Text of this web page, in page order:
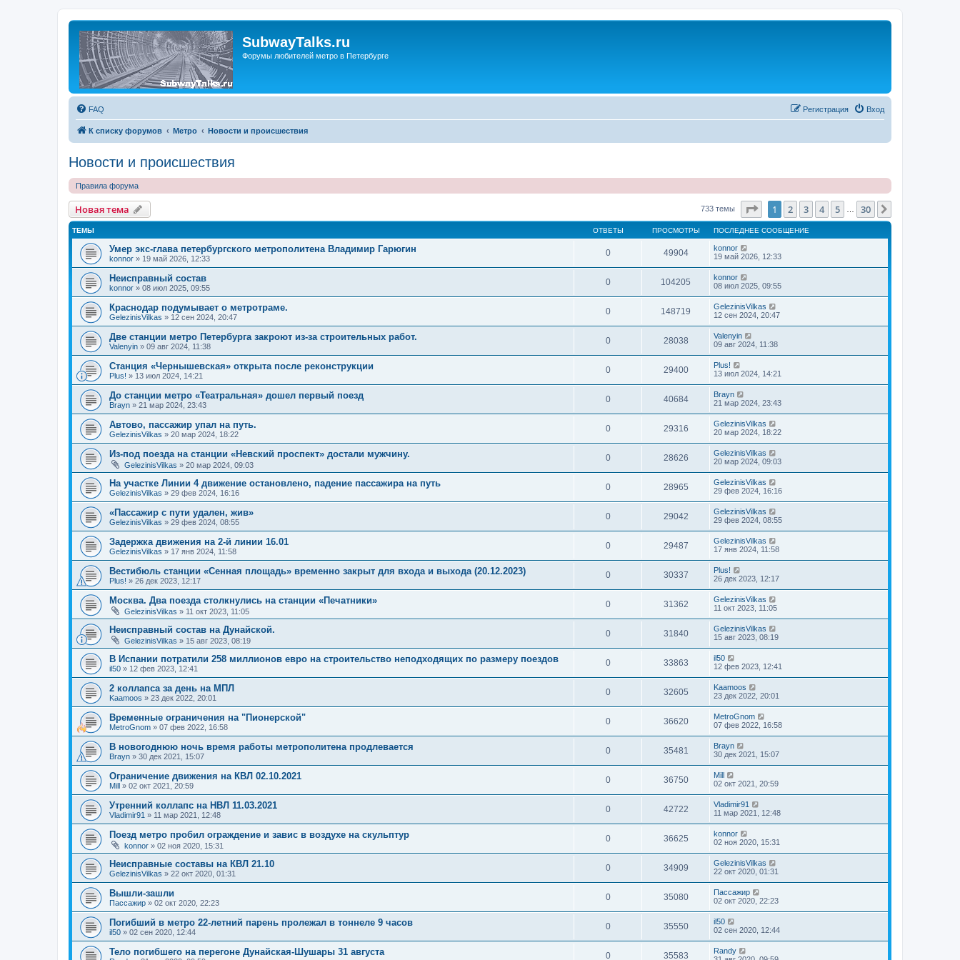
SubwayTalks.ru
Форумы любителей метро в Петербурге
FAQ Вход
Регистрация
К списку форумов Метро Новости и происшествия
Новости и происшествия
Правила форума
Новая тема 733 темы Страница1 из 30
1 2 3 4 5 30
ТЕМЫ ОТВЕТЫ ПРОСМОТРЫ ПОСЛЕДНЕЕ СООБЩЕНИЕ
Умер экс-глава петербургского метрополитена Владимир Гарюгин
konnor » 19 май 2026, 12:33
0 49904
konnor
19 май 2026, 12:33
Неисправный состав
konnor » 08 июл 2025, 09:55
0 104205
konnor
08 июл 2025, 09:55
Краснодар подумывает о метротраме.
GelezinisVilkas » 12 сен 2024, 20:47
0 148719
GelezinisVilkas
12 сен 2024, 20:47
Две станции метро Петербурга закроют из-за строительных работ.
Valenyin » 09 авг 2024, 11:38
0 28038
Valenyin
09 авг 2024, 11:38
Станция «Чернышевская» открыта после реконструкции
Plus! » 13 июл 2024, 14:21
0 29400
Plus!
13 июл 2024, 14:21
До станции метро «Театральная» дошел первый поезд
Brayn » 21 мар 2024, 23:43
0 40684
Brayn
21 мар 2024, 23:43
Автово, пассажир упал на путь.
GelezinisVilkas » 20 мар 2024, 18:22
0 29316
GelezinisVilkas
20 мар 2024, 18:22
Из-под поезда на станции «Невский проспект» достали мужчину.
GelezinisVilkas » 20 мар 2024, 09:03
0 28626
GelezinisVilkas
20 мар 2024, 09:03
На участке Линии 4 движение остановлено, падение пассажира на путь
GelezinisVilkas » 29 фев 2024, 16:16
0 28965
GelezinisVilkas
29 фев 2024, 16:16
«Пассажир с пути удален, жив»
GelezinisVilkas » 29 фев 2024, 08:55
0 29042
GelezinisVilkas
29 фев 2024, 08:55
Задержка движения на 2-й линии 16.01
GelezinisVilkas » 17 янв 2024, 11:58
0 29487
GelezinisVilkas
17 янв 2024, 11:58
Вестибюль станции «Сенная площадь» временно закрыт для входа и выхода (20.12.2023)
Plus! » 26 дек 2023, 12:17
0 30337
Plus!
26 дек 2023, 12:17
Москва. Два поезда столкнулись на станции «Печатники»
GelezinisVilkas » 11 окт 2023, 11:05
0 31362
GelezinisVilkas
11 окт 2023, 11:05
Неисправный состав на Дунайской.
GelezinisVilkas » 15 авг 2023, 08:19
0 31840
GelezinisVilkas
15 авг 2023, 08:19
В Испании потратили 258 миллионов евро на строительство неподходящих по размеру поездов
il50 » 12 фев 2023, 12:41
0 33863
il50
12 фев 2023, 12:41
2 коллапса за день на МПЛ
Kaamoos » 23 дек 2022, 20:01
0 32605
Kaamoos
23 дек 2022, 20:01
Временные ограничения на "Пионерской"
MetroGnom » 07 фев 2022, 16:58
0 36620
MetroGnom
07 фев 2022, 16:58
В новогоднюю ночь время работы метрополитена продлевается
Brayn » 30 дек 2021, 15:07
0 35481
Brayn
30 дек 2021, 15:07
Ограничение движения на КВЛ 02.10.2021
Mill » 02 окт 2021, 20:59
0 36750
Mill
02 окт 2021, 20:59
Утренний коллапс на НВЛ 11.03.2021
Vladimir91 » 11 мар 2021, 12:48
0 42722
Vladimir91
11 мар 2021, 12:48
Поезд метро пробил ограждение и завис в воздухе на скульптур
konnor » 02 ноя 2020, 15:31
0 36625
konnor
02 ноя 2020, 15:31
Неисправные составы на КВЛ 21.10
GelezinisVilkas » 22 окт 2020, 01:31
0 34909
GelezinisVilkas
22 окт 2020, 01:31
Вышли-зашли
Пассажир » 02 окт 2020, 22:23
0 35080
Пассажир
02 окт 2020, 22:23
Погибший в метро 22-летний парень пролежал в тоннеле 9 часов
il50 » 02 сен 2020, 12:44
0 35550
il50
02 сен 2020, 12:44
Тело погибшего на перегоне Дунайская-Шушары 31 августа 0 35583
Randy